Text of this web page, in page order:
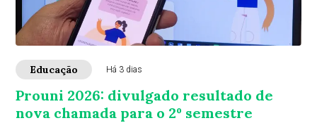
Educação Há 3 dias
Prouni 2026: divulgado resultado de
nova chamada para o 2º semestre